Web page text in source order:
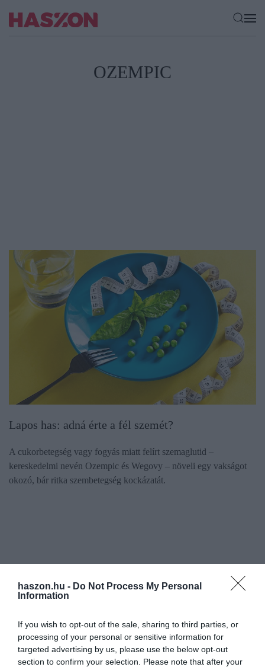
haszon.hu - Do Not Process My Personal
Information
If you wish to opt-out of the sale, sharing to third parties, or
processing of your personal or sensitive information for
targeted advertising by us, please use the below opt-out
section to confirm your selection. Please note that after your
OZEMPIC
Lapos has: adná érte a fél szemét?
A cukorbetegség vagy fogyás miatt felírt szemaglutid –
kereskedelmi nevén Ozempic és Wegovy – növeli egy vakságot
okozó, bár ritka szembetegség kockázatát.